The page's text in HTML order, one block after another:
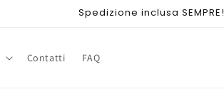
Spedizione inclusa SEMPRE!
Contatti FAQ